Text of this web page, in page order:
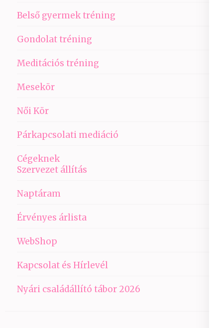
Belső gyermek tréning
Gondolat tréning
Meditációs tréning
Mesekör
Női Kör
Párkapcsolati mediáció
Cégeknek
Szervezet állítás
Naptáram
Érvényes árlista
WebShop
Kapcsolat és Hírlevél
Nyári családállító tábor 2026